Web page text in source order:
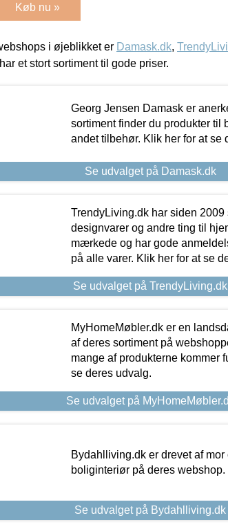
Køb nu »
i øjeblikket er Damask.dk,
et stort sortiment til gode priser.
Georg Jensen Damask er
sortiment finder du produkter til
andet tilbehør. Klik her for at se
Se udvalget på Damask.dk
TrendyLiving.dk har siden
designvarer og andre ting til
mærkede og har gode
på alle varer. Klik her for at se
Se udvalget på TrendyLiving.dk
MyHomeMøbler.dk er en
af deres sortiment på
mange af produkterne kommer
se deres udvalg.
Se udvalget på
Bydahlliving.dk er drevet af
boliginteriør på deres
Se udvalget på Bydahlliving.dk